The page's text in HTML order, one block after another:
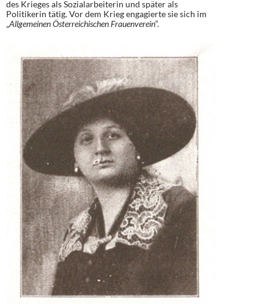
des Krieges als Sozialarbeiterin und später als
Politikerin tätig. Vor dem Krieg engagierte sie sich im
„Allgemeinen Österreichischen Frauenverein“.